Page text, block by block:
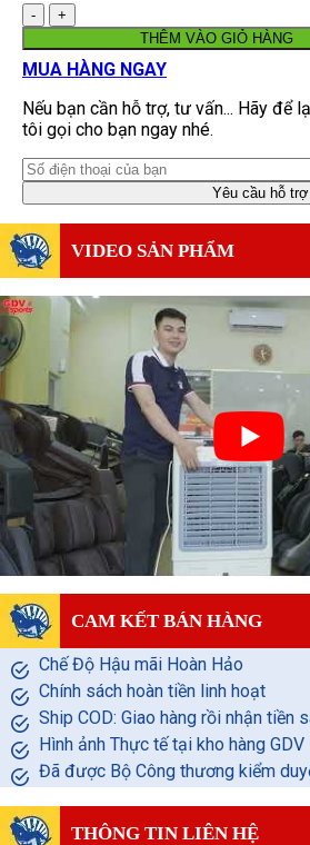
Số
lượng
THÊM VÀO GIỎ HÀNG
MUA HÀNG NGAY
Nếu bạn cần hỗ trợ, tư vấn... Hãy để
tôi gọi cho bạn ngay nhé.
VIDEO SẢN PHẨM
CAM KẾT BÁN HÀNG
Chế Độ Hậu mãi Hoàn Hảo
Chính sách hoàn tiền linh hoạt
Ship COD: Giao hàng rồi nhận tiền
Hình ảnh Thực tế tại kho hàng GDV
Đã được Bộ Công thương kiểm
THÔNG TIN LIÊN HỆ